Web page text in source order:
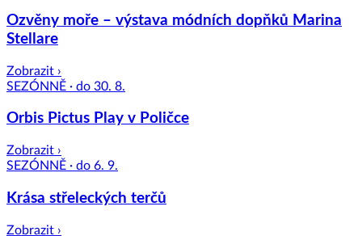
Ozvěny moře – výstava módních dopňků Marina
Stellare
Zobrazit ›
SEZÓNNĚ · do 30. 8.
Orbis Pictus Play v Poličce
Zobrazit ›
SEZÓNNĚ · do 6. 9.
Krása střeleckých terčů
Zobrazit ›